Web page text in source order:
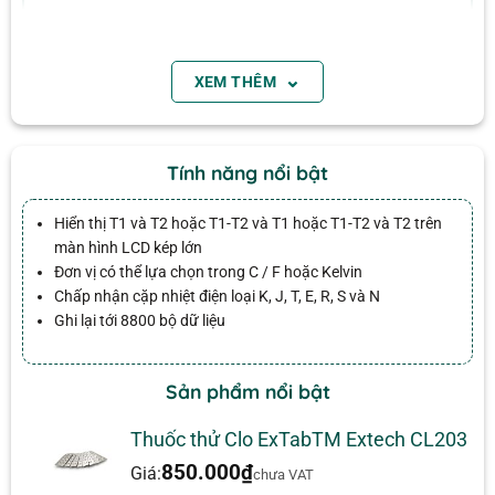
Tự động tắt để tiết kiệm pin
Thông số kỹ thuật
MỤC
THÔNG SỐ
Loại cặp nhiệt
điện
(Thermocouple)
J, K, T, E, R, S, N
Dải đo – Type J
-200 đến 1994°F (-150 đến 1090°C)
Dải đo – Type E
Chưa có đánh giá nào.
XEM THÊM ⌄
Tính năng nổi bật
Hiển thị T1 và T2 hoặc T1-T2 và T1 hoặc T1-T2 và T2 trên
màn hình LCD kép lớn
Đơn vị có thể lựa chọn trong C / F hoặc Kelvin
Chấp nhận cặp nhiệt điện loại K, J, T, E, R, S và N
Ghi lại tới 8800 bộ dữ liệu
Sản phẩm nổi bật
Thuốc thử Clo ExTabTM Extech CL203
Giá:850.000₫chưa VAT